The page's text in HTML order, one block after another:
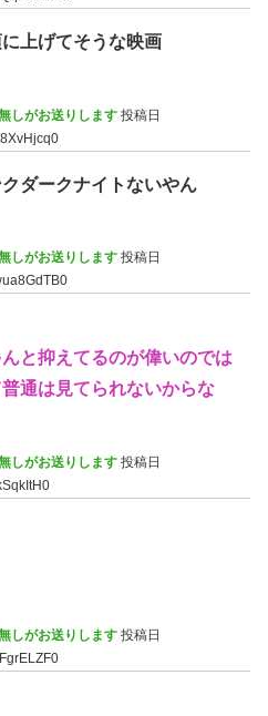
上げてそうな映画
しがお送りします 投稿日
ダークナイトないやん
しがお送りします 投稿日
と抑えてるのが偉いのでは
通は見てられないからな
しがお送りします 投稿日
しがお送りします 投稿日